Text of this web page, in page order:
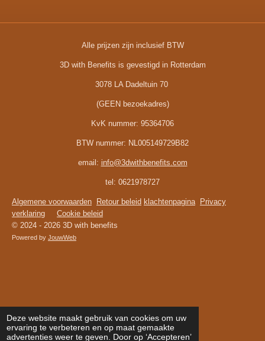
Deze website maakt gebruik van cookies om uw
ervaring te verbeteren en op maat gemaakte
advertenties weer te geven. Door op ‘Accepteren’
Alle prijzen zijn inclusief BTW
3D with Benefits is gevestigd in Rotterdam
3078 LA Dadeltuin 70
(GEEN bezoekadres)
KvK nummer: 95364706
BTW nummer: NL005149729B82
email: info@3dwithbenefits.com
tel: 0621978727
Algemene voorwaarden Retour beleid klachtenpagina
Privacy
verklaring
Cookie beleid
© 2024 - 2026 3D with benefits
Powered by JouwWeb